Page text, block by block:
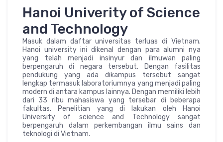
Hanoi Univerity of Science
and Technology
Masuk dalam daftar universitas terluas di Vietnam.
Hanoi university ini dikenal dengan para alumni nya
yang telah menjadi insinyur dan ilmuwan paling
berpengaruh di negara tersebut. Dengan fasilitas
pendukung yang ada dikampus tersebut sangat
lengkap termasuk laboratoriumnya yang menjadi paling
modern di antara kampus lainnya. Dengan memiliki lebih
dari 33 ribu mahasiswa yang tersebar di beberapa
fakultas. Penelitian yang di lakukan oleh Hanoi
University of science and Technology sangat
berpengaruh dalam perkembangan ilmu sains dan
teknologi di Vietnam.